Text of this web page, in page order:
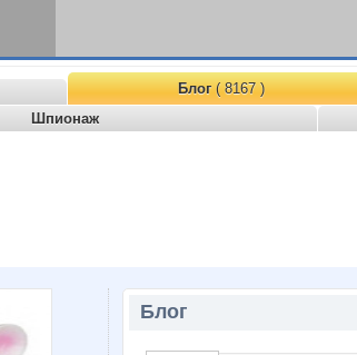
Блог( 8167 )
Шпионаж
Блог